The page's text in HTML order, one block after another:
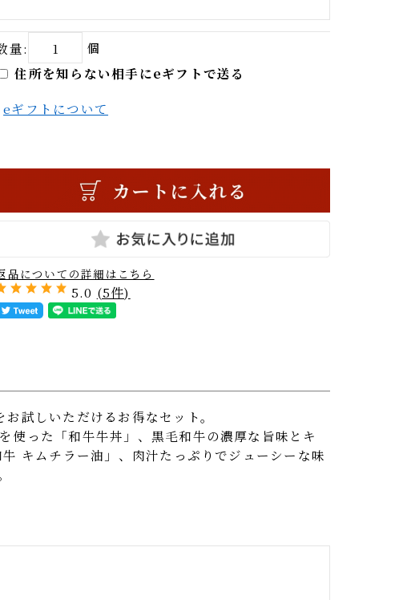
数量: 個
返品についての詳細はこちら
5.0
をお試しいただけるお得なセット。
を使った「和牛牛丼」、黒毛和牛の濃厚な旨味とキ
牛 キムチラー油」、肉汁たっぷりでジューシーな味
。